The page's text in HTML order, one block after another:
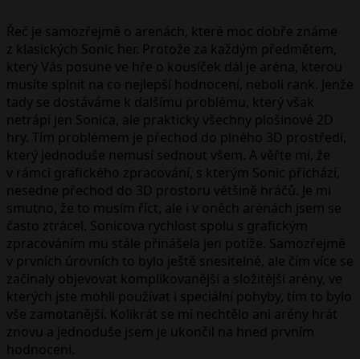
Řeč je samozřejmě o arenách, které moc dobře známe
z klasických Sonic her. Protože za každým předmětem,
který Vás posune ve hře o kousíček dál je aréna, kterou
musíte splnit na co nejlepší hodnocení, neboli rank. Jenže
tady se dostáváme k dalšímu problému, který však
netrápí jen Sonica, ale prakticky všechny plošinové 2D
hry. Tím problémem je přechod do plného 3D prostředí,
který jednoduše nemusí sednout všem. A věřte mi, že
v rámci grafického zpracování, s kterým Sonic přichází,
nesedne přechod do 3D prostoru většině hráčů. Je mi
smutno, že to musím říct, ale i v oněch arénách jsem se
často ztrácel. Sonicova rychlost spolu s grafickým
zpracováním mu stále přinášela jen potíže. Samozřejmě
v prvních úrovních to bylo ještě snesitelné, ale čím více se
začínaly objevovat komplikovanější a složitější arény, ve
kterých jste mohli používat i speciální pohyby, tím to bylo
vše zamotanější. Kolikrát se mi nechtělo ani arény hrát
znovu a jednoduše jsem je ukončil na hned prvním
hodnocení.